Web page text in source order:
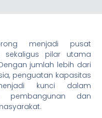
menjadi pusat
sekaligus pilar utama
jumlah lebih dari
penguatan kapasitas
kunci dalam
pembangunan dan